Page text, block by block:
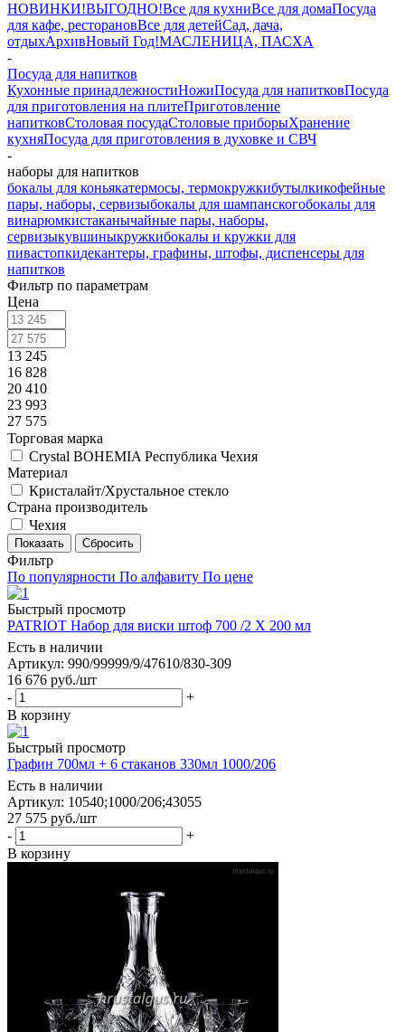
НОВИНКИ!ВЫГОДНО!Все для кухниВсе для домаПосуда
для кафе, ресторановВсе для детейСад, дача,
отдыхАрхивНовый Год!МАСЛЕНИЦА, ПАСХА
-
Посуда для напитков
Кухонные принадлежностиНожиПосуда для напитковПосуда
для приготовления на плитеПриготовление
напитковСтоловая посудаСтоловые приборыХранение
кухняПосуда для приготовления в духовке и СВЧ
-
наборы для напитков
бокалы для коньякатермосы, термокружкибутылкикофейные
пары, наборы, сервизыбокалы для шампанскогобокалы для
винарюмкистаканычайные пары, наборы,
сервизыкувшиныкружкибокалы и кружки для
пивастопкидекантеры, графины, штофы, диспенсеры для
напитков
Фильтр по параметрам
Цена
13 245
16 828
20 410
23 993
27 575
Торговая марка
Crystal BOHEMIA Республика Чехия
Материал
Кристалайт/Хрустальное стекло
Страна производитель
Чехия
Сбросить
Фильтр
По популярности По алфавиту По цене
Быстрый просмотр
PATRIOT Набор для виски штоф 700 /2 Х 200 мл
Есть в наличии
Артикул: 990/99999/9/47610/830-309
16 676 руб./шт
-
+
В корзину
Быстрый просмотр
Графин 700мл + 6 стаканов 330мл 1000/206
Есть в наличии
Артикул: 10540;1000/206;43055
27 575 руб./шт
-
+
В корзину